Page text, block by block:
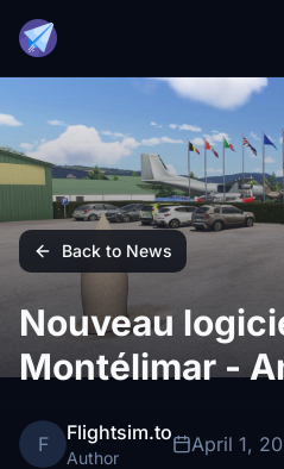
Back to News
Nouveau
Montélimar -
F Flightsim.to
Author
April 1,